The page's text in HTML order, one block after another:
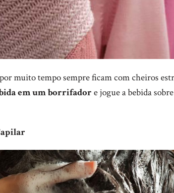
muito tempo sempre ficam com cheiros
em um borrifador e jogue a bebida